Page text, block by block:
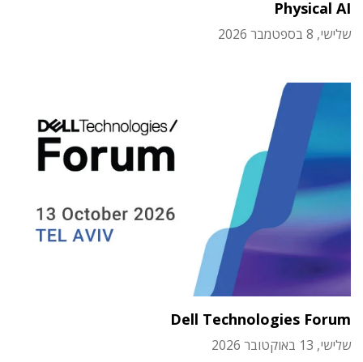
Physical AI
שלישי, 8 בספטמבר 2026
Dell Technologies Forum
שלישי, 13 באוקטובר 2026